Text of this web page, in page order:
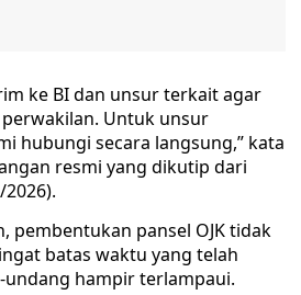
ke BI dan unsur terkait agar
Untuk unsur
hubungi secara langsung,” kata
resmi yang dikutip dari
pembentukan pansel OJK tidak
batas waktu yang telah
hampir terlampaui.